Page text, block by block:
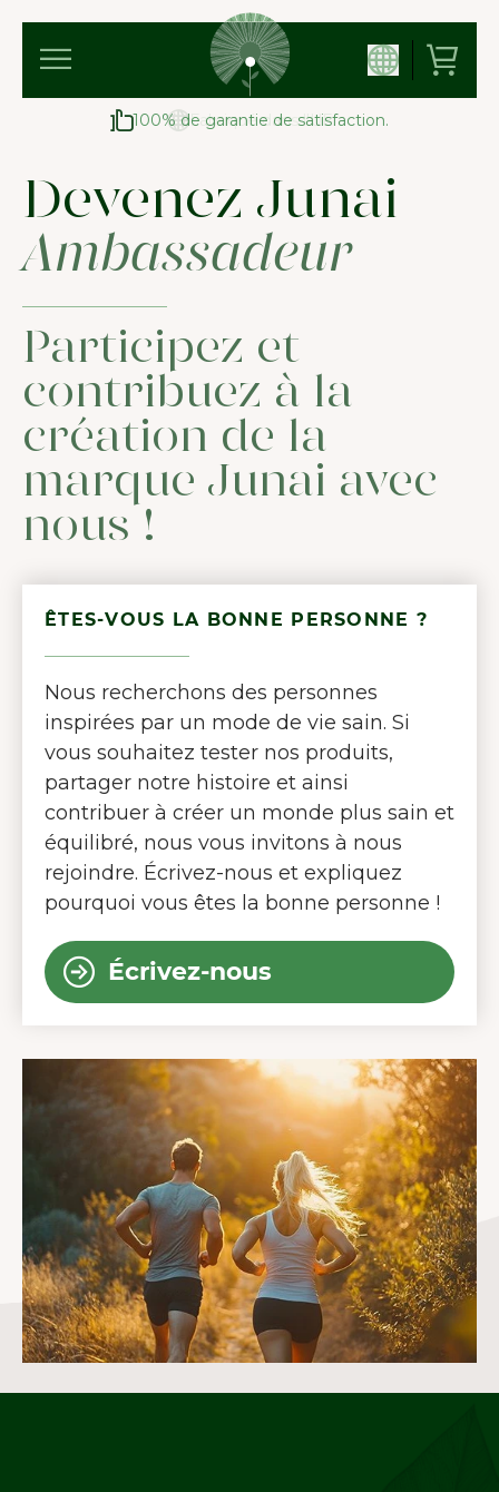
100% de garantie de satisfaction.
Devenez Junai
Ambassadeur
Participez et
contribuez à la
création de la
marque Junai avec
nous !
ÊTES-VOUS LA BONNE PERSONNE ?
Nous recherchons des personnes
inspirées par un mode de vie sain. Si
vous souhaitez tester nos produits,
partager notre histoire et ainsi
contribuer à créer un monde plus sain et
équilibré, nous vous invitons à nous
rejoindre. Écrivez-nous et expliquez
pourquoi vous êtes la bonne personne !
Écrivez-nous